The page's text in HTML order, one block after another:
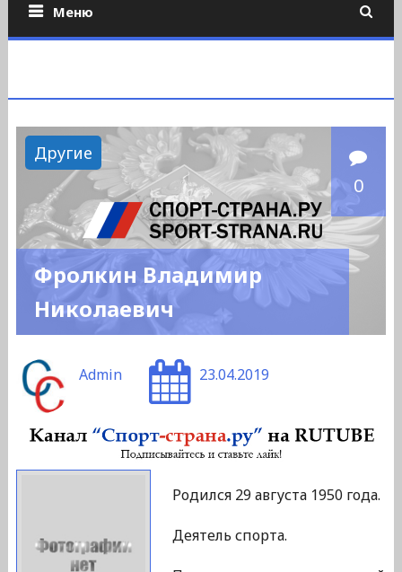
Меню
Другие
0
Фролкин Владимир
Николаевич
Admin 23.04.2019
Родился 29 августа 1950 года.
Деятель спорта.